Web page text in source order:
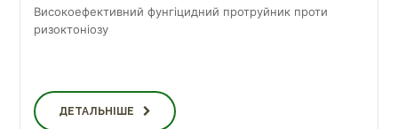
Високоефективний фунгіцидний протруйник проти
ризоктоніозу
ДЕТАЛЬНІШЕ